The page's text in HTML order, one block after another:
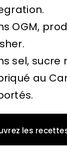
OGM,
sel, sucre
au
les